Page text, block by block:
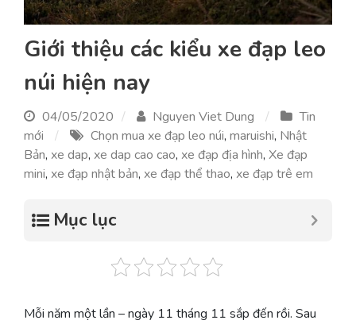
Giới thiệu các kiểu xe đạp leo
núi hiện nay
04/05/2020 Nguyen Viet Dung
Tin
mới
Chọn mua xe đạp leo núi, maruishi, Nhật
Bản, xe dap, xe dap cao cao, xe đạp địa hình, Xe đạp
mini, xe đạp nhật bản, xe đạp thể thao, xe đạp trê em
Mục lục
Mỗi năm một lần – ngày 11 tháng 11 sắp đến rồi. Sau